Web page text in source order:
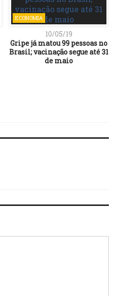
ECONOMIA
10/05/19
Gripe já matou 99 pessoas no
Brasil; vacinação segue até 31
de maio